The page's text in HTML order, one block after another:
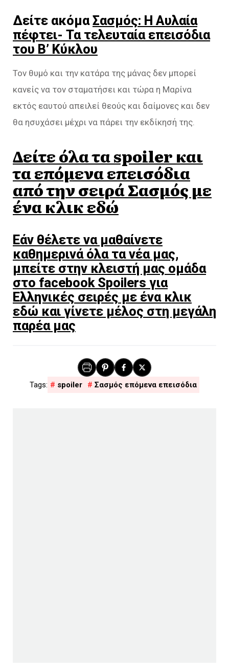
Δείτε ακόμαΣασμός: Η Αυλαία
πέφτει- Τα τελευταία επεισόδια
του Β’ Κύκλου
Τον θυμό και την κατάρα της μάνας δεν μπορεί
κανείς να τον σταματήσει και τώρα η Μαρίνα
εκτός εαυτού απειλεί θεούς και δαίμονες και δεν
θα ησυχάσει μέχρι να πάρει την εκδίκησή της.
Δείτε όλα τα spoiler και
τα επόμενα επεισόδια
από την σειρά Σασμός με
ένα κλικ εδώ
Εάν θέλετε να μαθαίνετε
καθημερινά όλα τα νέα μας,
μπείτε στην κλειστή μας ομάδα
στο facebook Spoilers για
Ελληνικές σειρές με ένα κλικ
εδώ και γίνετε μέλος στη μεγάλη
παρέα μας
spoiler Σασμός επόμενα επεισόδια